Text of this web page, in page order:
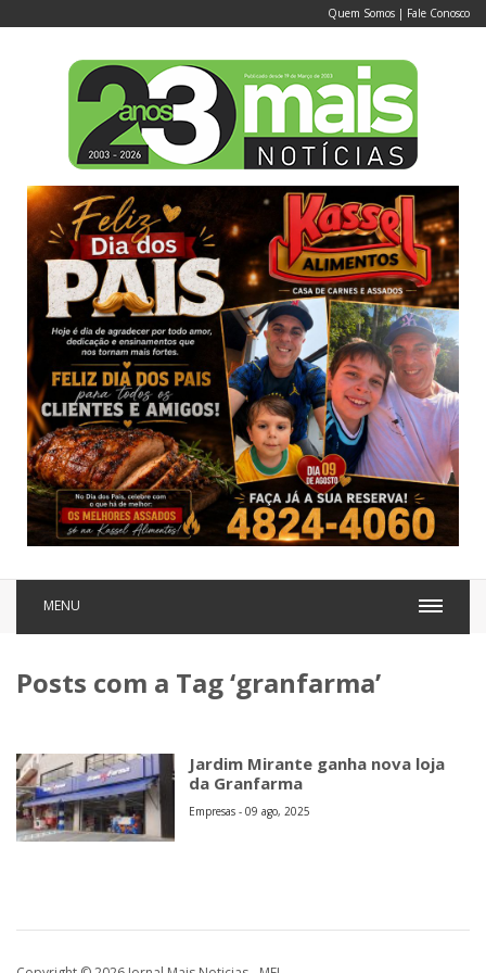
Quem Somos | Fale Conosco
MENU
Posts com a Tag ‘granfarma’
Jardim Mirante ganha nova loja
da Granfarma
Empresas - 09 ago, 2025